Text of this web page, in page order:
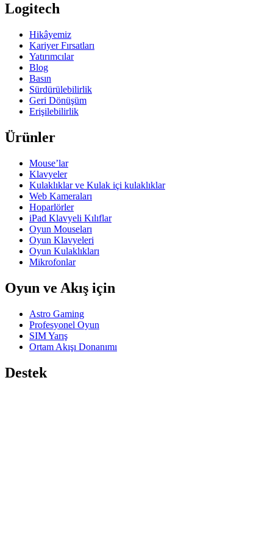
Logitech
Hikâyemiz
Kariyer Fırsatları
Yatırımcılar
Blog
Basın
Sürdürülebilirlik
Geri Dönüşüm
Erişilebilirlik
Ürünler
Mouse’lar
Klavyeler
Kulaklıklar ve Kulak içi kulaklıklar
Web Kameraları
Hoparlörler
iPad Klavyeli Kılıflar
Oyun Mouseları
Oyun Klavyeleri
Oyun Kulaklıkları
Mikrofonlar
Oyun ve Akış için
Astro Gaming
Profesyonel Oyun
SIM Yarış
Ortam Akışı Donanımı
Destek